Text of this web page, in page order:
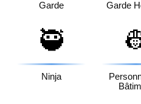
Garde Garde
🥷
Ninja